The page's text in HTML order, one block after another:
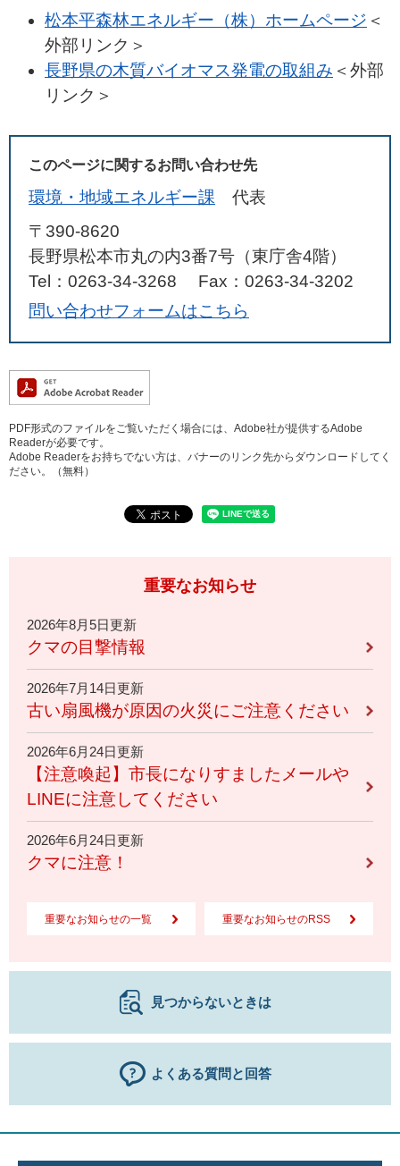
松本平森林エネルギー（株）ホームページ ＜
外部リンク＞
長野県の木質バイオマス発電の取組み ＜外部
リンク＞
このページに関するお問い合わせ先
環境・地域エネルギー課
代表
〒390-8620
長野県松本市丸の内3番7号（東庁舎4階）
Tel：0263-34-3268
Fax：0263-34-3202
問い合わせフォームはこちら
PDF形式のファイルをご覧いただく場合には、Adobe社が提供するAdobe
Readerが必要です。
Adobe Readerをお持ちでない方は、バナーのリンク先からダウンロードしてく
ださい。（無料）
重要なお知らせ
2026年8月5日更新
クマの目撃情報
2026年7月14日更新
古い扇風機が原因の火災にご注意ください
2026年6月24日更新
【注意喚起】市長になりすましたメールや
LINEに注意してください
2026年6月24日更新
クマに注意！
重要なお知らせの一覧 重要なお知らせのRSS
見つからないときは
よくある質問と回答